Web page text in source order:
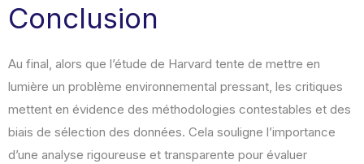
Conclusion
Au final, alors que l’étude de Harvard tente de mettre en
lumière un problème environnemental pressant, les critiques
mettent en évidence des méthodologies contestables et des
biais de sélection des données. Cela souligne l’importance
d’une analyse rigoureuse et transparente pour évaluer